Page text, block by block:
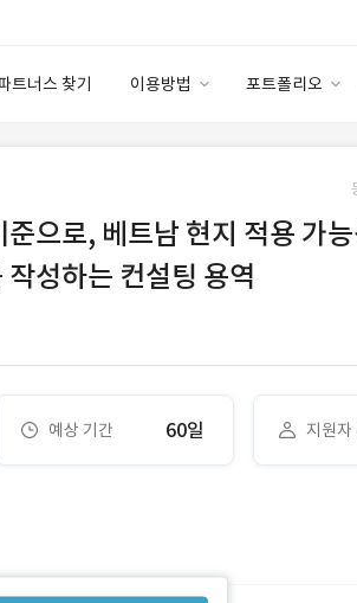
트너스 찾기 이용방법 포트폴리오
이용요금
고객센터
으로, 베트남 현지 적용 가
성하는 컨설팅 용역
예상 기간 60일 지원자